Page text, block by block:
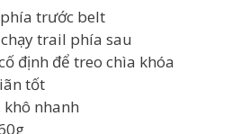
trước belt
trail phía sau
định để treo chìa khóa
tốt
nhanh